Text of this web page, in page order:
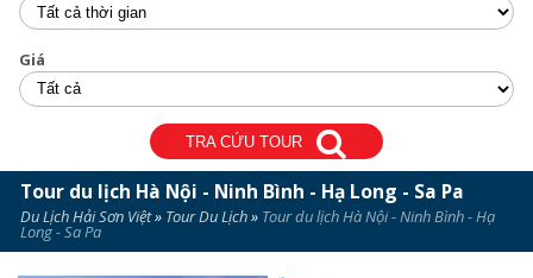
Giá
TRA CỨU TOUR
Tour du lịch Hà Nội - Ninh Bình - Hạ Long - Sa Pa
Du Lịch Hải Sơn Việt» Tour Du Lịch» Tour du lịch Hà Nội - Ninh Bình - Hạ
Long - Sa Pa